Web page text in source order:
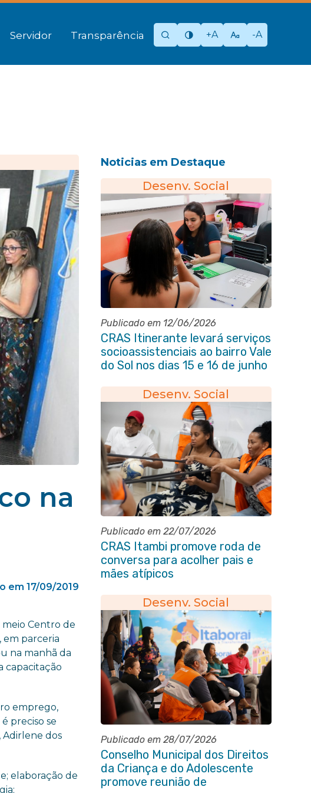
Servidor Transparência +A -A
na
em 17/09/2019
Centro de
em parceria
na manhã da
capacitação
emprego,
preciso se
Adirlene dos
elaboração de
Noticias em Destaque
Desenv. Social
Publicado em 12/06/2026
CRAS Itinerante levará serviços
socioassistenciais ao bairro Vale
do Sol nos dias 15 e 16 de junho
Desenv. Social
Publicado em 22/07/2026
CRAS Itambi promove roda de
conversa para acolher pais e
mães atípicos
Desenv. Social
Publicado em 28/07/2026
Conselho Municipal dos Direitos
da Criança e do Adolescente
promove reunião de